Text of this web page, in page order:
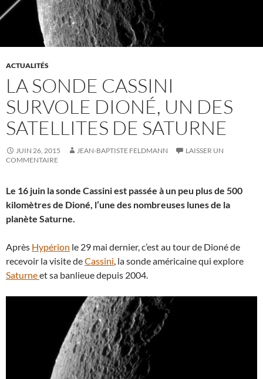
ACTUALITÉS
LA SONDE CASSINI
SURVOLE DIONÉ, UN DES
SATELLITES DE SATURNE
JUIN 26, 2015 JEAN-BAPTISTE FELDMANN
LAISSER UN
COMMENTAIRE
Le 16 juin la sonde Cassini est passée à un peu plus de 500
kilomètres de Dioné, l’une des nombreuses lunes de la
planète Saturne.
Après Hypérion le 29 mai dernier, c’est au tour de Dioné de
recevoir la visite deCassini , la sonde américaine qui explore
Saturneet sa banlieue depuis 2004.